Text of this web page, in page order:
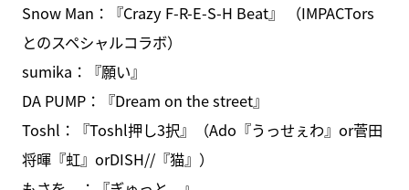
Snow Man：『Crazy F-R-E-S-H Beat』 （IMPACTors
とのスペシャルコラボ）
sumika：『願い』
DA PUMP：『Dream on the street』
Toshl：『Toshl押し3択』（Ado『うっせぇわ』or菅田
将暉『虹』orDISH//『猫』）